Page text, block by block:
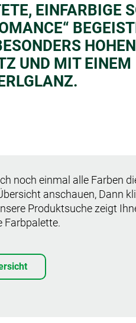
EINFARBIGE
HOHEN
UND MIT EINEM
noch einmal alle Farben
anschauen, Dann
Produktsuche zeigt
Farbpalette.